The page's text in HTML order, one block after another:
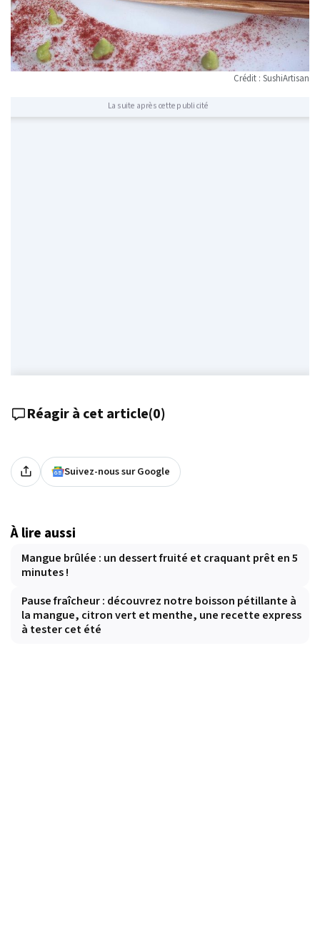
Crédit : SushiArtisan
La suite après cette publicité
Réagir à cet article(0)
Suivez-nous sur Google
À lire aussi
Mangue brûlée : un dessert fruité et craquant prêt en 5
minutes !
Pause fraîcheur : découvrez notre boisson pétillante à
la mangue, citron vert et menthe, une recette express
à tester cet été